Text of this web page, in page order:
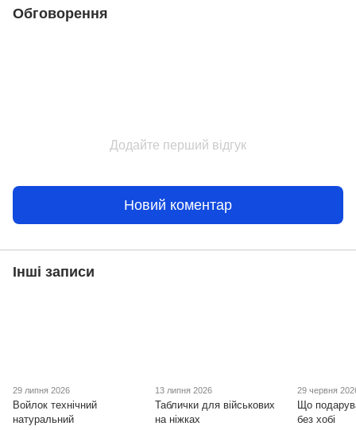
Обговорення
Додайте перший відгук
Новий коментар
Інші записи
29 липня 2026
Войлок технічний
натуральний
13 липня 2026
Таблички для військових
на ніжках
29 червня
Що
без хобі